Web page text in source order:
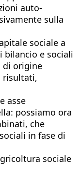
auto-
sulla
sociale a
e sociali
di origine
risultati,
asse
possiamo ora
che
in fase di
sociale